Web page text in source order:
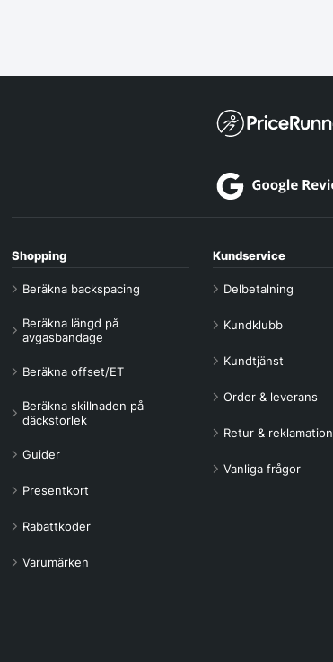
Shopping
Beräkna backspacing
Beräkna längd på
avgasbandage
Beräkna offset/ET
Beräkna skillnaden på
däckstorlek
Guider
Presentkort
Rabattkoder
Varumärken
Kundservice
Delbetalning
Kundklubb
Kundtjänst
Order & leverans
Retur & reklamation
Vanliga frågor